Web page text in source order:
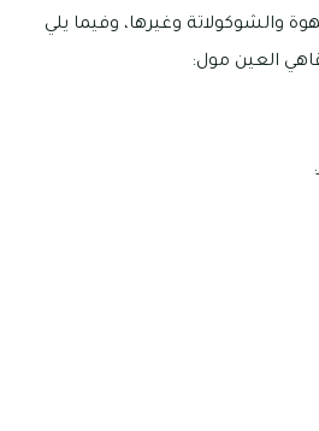
والشوكولاتة وغيرها، وفيما يلي
العين مول: